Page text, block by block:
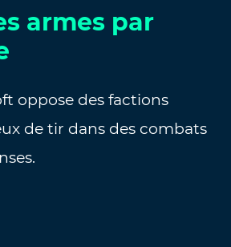
armes par
oppose des factions
de tir dans des combats